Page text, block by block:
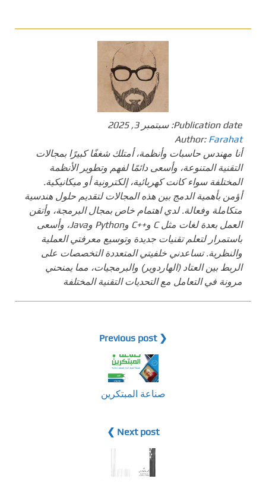
Publication date: سبتمبر 3, 2025
Author: Farahat
أنا مهندس حاسبات وأنظمة، أمتلك شغفًا كبيرًا بمجالات
التقنية المتنوعة، وأسعى دائمًا لفهم وتطوير الأنظمة
المختلفة سواء كانت كهربائية، إلكترونية أو ميكانيكية.
أؤمن بأهمية الدمج بين هذه المجالات لتقديم حلول هندسية
متكاملة وفعالة. لدي اهتمام خاص بمجال البرمجة، وأتقن
العمل بعدة لغات مثل C و++C وPython وJava، وأسعى
باستمرار لتعلم تقنيات جديدة وتوسيع معرفتي العملية
والنظرية. تساعدني خلفيتي المتعددة التخصصات على
الربط بين العتاد (الهاردوير) والبرمجيات، مما يمنحني
مرونة في التعامل مع التحديات التقنية المختلفة
❮ Previous post
صناعة المبتكرين
Next post ❯